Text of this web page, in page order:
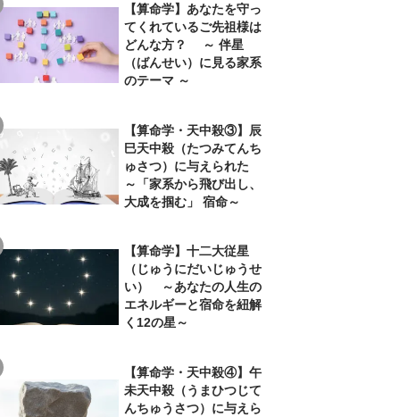
【算命学】あなたを守っ
てくれているご先祖様は
どんな方？ ～ 伴星
（ばんせい）に見る家系
のテーマ ～
【算命学・天中殺③】辰
巳天中殺（たつみてんち
ゅさつ）に与えられた
～「家系から飛び出し、
大成を掴む」 宿命～
【算命学】十二大従星
（じゅうにだいじゅうせ
い） ～あなたの人生の
エネルギーと宿命を紐解
く12の星～
【算命学・天中殺④】午
未天中殺（うまひつじて
んちゅうさつ）に与えら